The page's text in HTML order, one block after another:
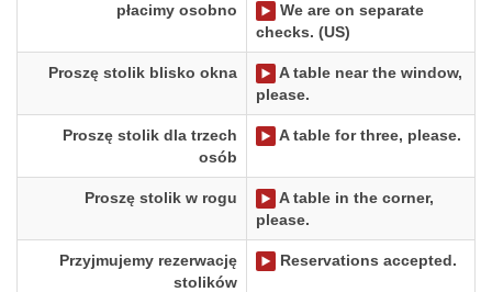
płacimy osobno
We are on separate
checks. (US)
Proszę stolik blisko okna
A table near the window,
please.
Proszę stolik dla trzech
osób
A table for three, please.
Proszę stolik w rogu
A table in the corner,
please.
Przyjmujemy rezerwację
stolików
Reservations accepted.